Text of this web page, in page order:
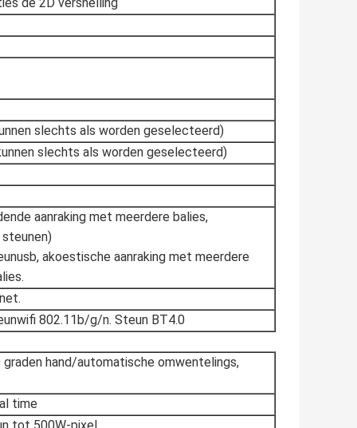
slechts als worden geselecteerd)
slechts als worden geselecteerd)
aanraking met meerdere balies,
akoestische aanraking met meerdere
802.11b/g/n. Steun BT4.0
graden hand/automatische omwentelings,
time